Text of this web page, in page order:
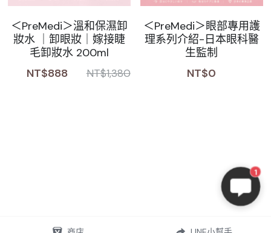
＜PreMedi＞溫和保濕卸
妝水 ｜卸眼妝｜嫁接睫
毛卸妝水 200ml
NT$888
NT$1,380
＜PreMedi＞眼部專用護
理系列介紹-日本眼科醫
生監制
NT$0
1